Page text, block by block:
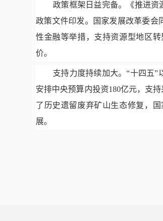
政策框架日益完备。《推进资
政策文件印发。国家发展改革委会
性金融等举措，支持资源型地区
价。
支持力度持续加大。“十四五”
安排中央预算内投资180亿元，支
了历史遗留废弃矿山生态修复，
展。